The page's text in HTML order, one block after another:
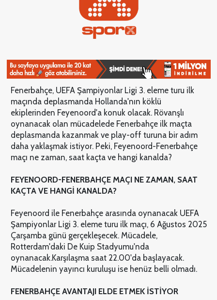
Fenerbahçe, UEFA Şampiyonlar Ligi 3. eleme turu ilk
maçında deplasmanda Hollanda'nın köklü
ekiplerinden Feyenoord'a konuk olacak. Rövanşlı
oynanacak olan mücadelede Fenerbahçe ilk maçta
deplasmanda kazanmak ve play-off turuna bir adım
daha yaklaşmak istiyor. Peki, Feyenoord-Fenerbahçe
maçı ne zaman, saat kaçta ve hangi kanalda?
FEYENOORD-FENERBAHÇE MAÇI NE ZAMAN, SAAT
KAÇTA VE HANGİ KANALDA?
Feyenoord ile Fenerbahçe arasında oynanacak UEFA
Şampiyonlar Ligi 3. eleme turu ilk maçı, 6 Ağustos 2025
Çarşamba günü gerçekleşecek. Mücadele,
Rotterdam'daki De Kuip Stadyumu'nda
oynanacak.Karşılaşma saat 22.00'da başlayacak.
Mücadelenin yayıncı kuruluşu ise henüz belli olmadı.
FENERBAHÇE AVANTAJI ELDE ETMEK İSTİYOR